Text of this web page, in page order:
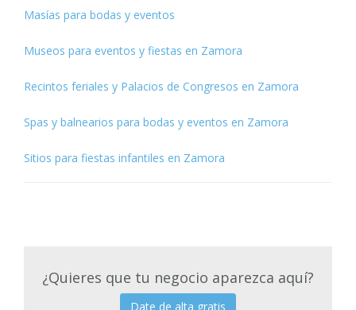
Masías para bodas y eventos
Museos para eventos y fiestas en Zamora
Recintos feriales y Palacios de Congresos en Zamora
Spas y balnearios para bodas y eventos en Zamora
Sitios para fiestas infantiles en Zamora
¿Quieres que tu negocio aparezca aquí?
Date de alta gratis